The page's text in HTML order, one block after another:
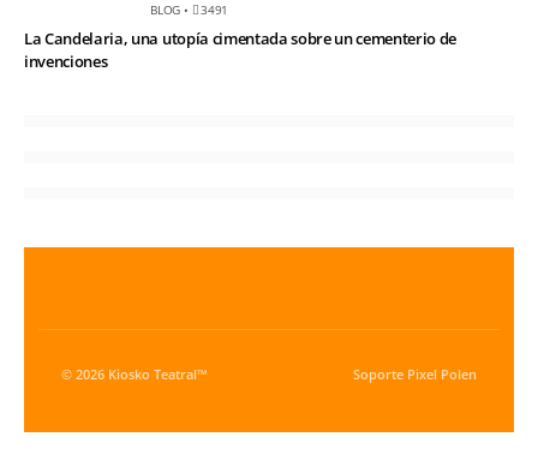
BLOG • 3491
La Candelaria, una utopía cimentada sobre un cementerio de
invenciones
© 2026 Kiosko Teatral™ Soporte Pixel Polen